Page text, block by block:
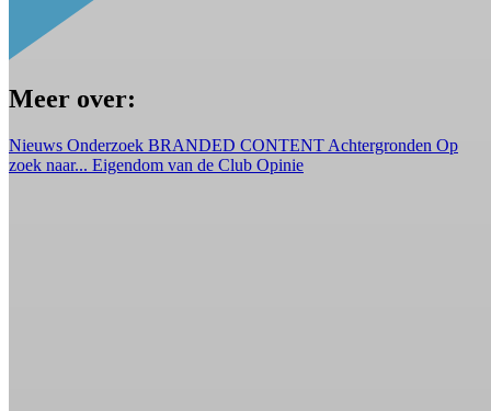
Meer over:
Nieuws Onderzoek BRANDED CONTENT Achtergronden Op
zoek naar... Eigendom van de Club Opinie